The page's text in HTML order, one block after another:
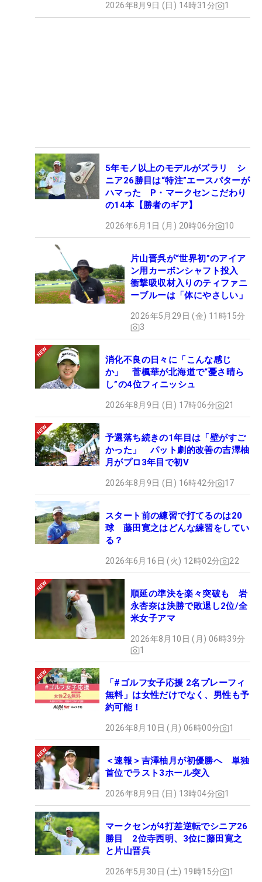
2026年8月9日 (日) 14時31分 1
5年モノ以上のモデルがズラリ シ
ニア26勝目は“特注”エースパターが
ハマった P・マークセンこだわり
の14本【勝者のギア】
2026年6月1日 (月) 20時06分 10
片山晋呉が“世界初”のアイア
ン用カーボンシャフト投入
衝撃吸収材入りのティファニ
ーブルーは「体にやさしい」
2026年5月29日 (金) 11時15分
3
消化不良の日々に「こんな感じ
か」 菅楓華が北海道で“憂さ晴ら
し”の4位フィニッシュ
2026年8月9日 (日) 17時06分 21
予選落ち続きの1年目は「壁がすご
かった」 パット劇的改善の吉澤柚
月がプロ3年目で初V
2026年8月9日 (日) 16時42分 17
スタート前の練習で打てるのは20
球 藤田寛之はどんな練習をしてい
る？
2026年6月16日 (火) 12時02分 22
順延の準決を楽々突破も 岩
永杏奈は決勝で敗退し2位/全
米女子アマ
2026年8月10日 (月) 06時39分
1
「#ゴルフ女子応援 2名プレーフィ
無料」は女性だけでなく、男性も予
約可能！
2026年8月10日 (月) 06時00分 1
＜速報＞吉澤柚月が初優勝へ 単独
首位でラスト3ホール突入
2026年8月9日 (日) 13時04分 1
マークセンが4打差逆転でシニア26
勝目 2位寺西明、3位に藤田寛之
と片山晋呉
2026年5月30日 (土) 19時15分 1